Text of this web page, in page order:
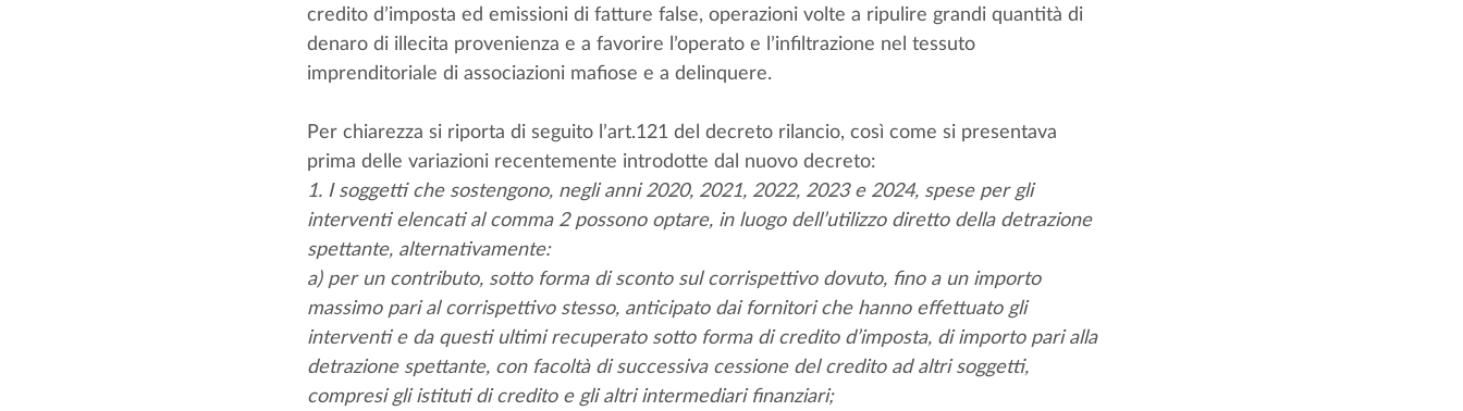
credito d’imposta ed emissioni di fatture false, operazioni volte a ripulire grandi quantità di
denaro di illecita provenienza e a favorire l’operato e l’infiltrazione nel tessuto
imprenditoriale di associazioni mafiose e a delinquere.
Per chiarezza si riporta di seguito l’art.121 del decreto rilancio, così come si presentava
prima delle variazioni recentemente introdotte dal nuovo decreto:
1. I soggetti che sostengono, negli anni 2020, 2021, 2022, 2023 e 2024, spese per gli
interventi elencati al comma 2 possono optare, in luogo dell’utilizzo diretto della detrazione
spettante, alternativamente:
a) per un contributo, sotto forma di sconto sul corrispettivo dovuto, fino a un importo
massimo pari al corrispettivo stesso, anticipato dai fornitori che hanno effettuato gli
interventi e da questi ultimi recuperato sotto forma di credito d’imposta, di importo pari alla
detrazione spettante, con facoltà di successiva cessione del credito ad altri soggetti,
compresi gli istituti di credito e gli altri intermediari finanziari;